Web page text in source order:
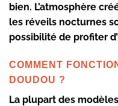
bien. L’atmosphère
les réveils nocturnes
possibilité de profiter
COMMENT
DOUDOU ?
La plupart des